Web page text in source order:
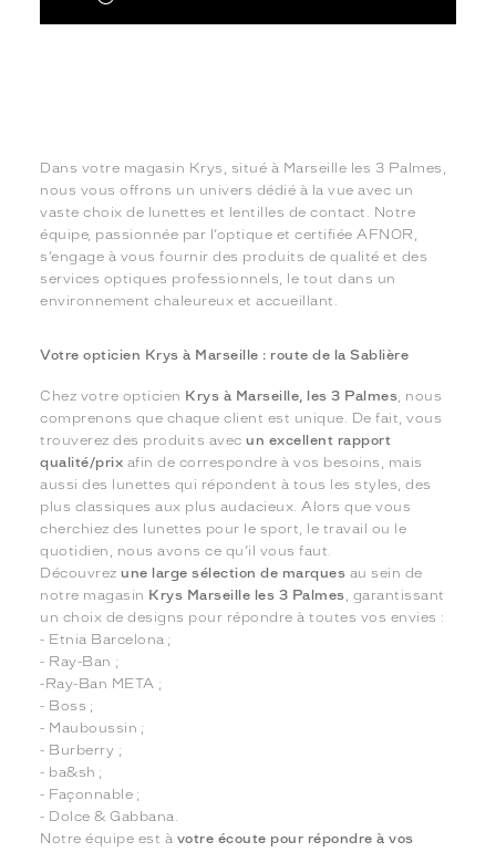
Dans votre magasin Krys, situé à Marseille les 3 Palmes,
nous vous offrons un univers dédié à la vue avec un
vaste choix de lunettes et lentilles de contact. Notre
équipe, passionnée par l’optique et certifiée AFNOR,
s’engage à vous fournir des produits de qualité et des
services optiques professionnels, le tout dans un
environnement chaleureux et accueillant.
Votre opticien Krys à Marseille : route de la Sablière
Chez votre opticien Krys à Marseille, les 3 Palmes, nous
comprenons que chaque client est unique. De fait, vous
trouverez des produits avecun excellent rapport
qualité/prix afin de correspondre à vos besoins, mais
aussi des lunettes qui répondent à tous les styles, des
plus classiques aux plus audacieux. Alors que vous
cherchiez des lunettes pour le sport, le travail ou le
quotidien, nous avons ce qu’il vous faut.
Découvrez une large sélection de marques au sein de
notre magasin Krys Marseille les 3 Palmes, garantissant
un choix de designs pour répondre à toutes vos envies :
- Etnia Barcelona ;
- Ray-Ban ;
-Ray-Ban META ;
- Boss ;
- Mauboussin ;
- Burberry ;
- ba&sh ;
- Façonnable ;
- Dolce & Gabbana.
Notre équipe est à votre écoute pour répondre à vos